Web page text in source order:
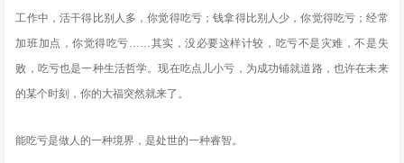
工作中，活干得比别人多，你觉得吃亏；钱拿得比别人少，你觉得吃亏；经常
加班加点，你觉得吃亏……其实，没必要这样计较，吃亏不是灾难，不是失
败，吃亏也是一种生活哲学。现在吃点儿小亏，为成功铺就道路，也许在未来
的某个时刻，你的大福突然就来了。
能吃亏是做人的一种境界，是处世的一种睿智。